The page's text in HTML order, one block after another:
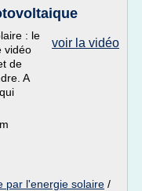
voir la vidéo
: le
vidéo
de
A
par l'energie solaire /